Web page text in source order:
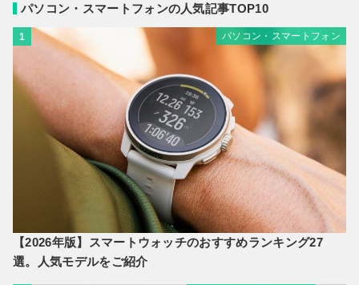
パソコン・スマートフォンの人気記事TOP10
1 パソコン・スマートフォン
【2026年版】スマートウォッチのおすすめランキング27
選。人気モデルをご紹介